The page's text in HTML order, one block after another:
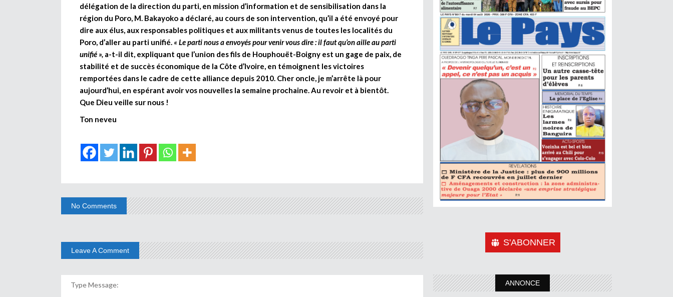
délégation de la direction du parti, en mission d’information et de sensibilisation dans la
région du Poro, M. Bakayoko a déclaré, au cours de son intervention, qu’il a été envoyé pour
dire aux élus, aux responsables politiques et aux militants venus de toutes les localités du
Poro, d’aller au parti unifié. « Le parti nous a envoyés pour venir vous dire : il faut qu’on aille au parti
unifié », a-t-il dit, expliquant que l’union des fils de Houphouët-Boigny est un gage de paix, de
stabilité et de succès économique de la Côte d’Ivoire, en témoignent les victoires
remportées dans le cadre de cette alliance depuis 2010. Cher oncle, je m’arrête là pour
aujourd’hui, en espérant avoir vos nouvelles la semaine prochaine. Au revoir et à bientôt.
Que Dieu veille sur nous !
Ton neveu
No Comments
Leave A Comment
S'ABONNER
ANNONCE